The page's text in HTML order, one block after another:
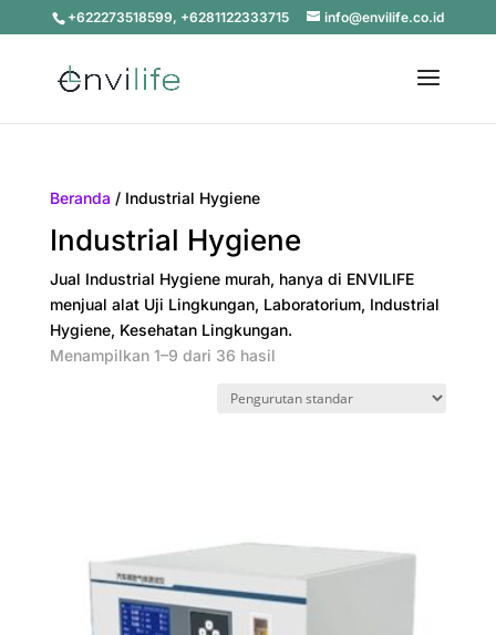
+622273518599, +6281122333715 info@envilife.co.id
Beranda / Industrial Hygiene
Industrial Hygiene
Jual Industrial Hygiene murah, hanya di ENVILIFE
menjual alat Uji Lingkungan, Laboratorium, Industrial
Hygiene, Kesehatan Lingkungan.
Menampilkan 1–9 dari 36 hasil